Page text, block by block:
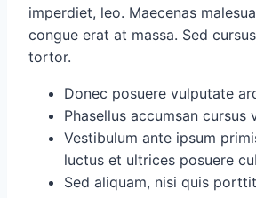
imperdiet, leo. Maecenas
congue erat at massa. Sed
tortor.
Donec posuere vulputate
Phasellus accumsan cursus
Vestibulum ante ipsum
luctus et ultrices posuere
Sed aliquam, nisi quis